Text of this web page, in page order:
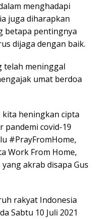
menghadapi
juga diharapkan
betapa pentingnya
dijaga dengan baik.
telah meninggal
umat berdoa
heningkan cipta
pandemi covid-19
#PrayFromHome,
Work From Home,
akrab disapa Gus
rakyat Indonesia
Sabtu 10 Juli 2021